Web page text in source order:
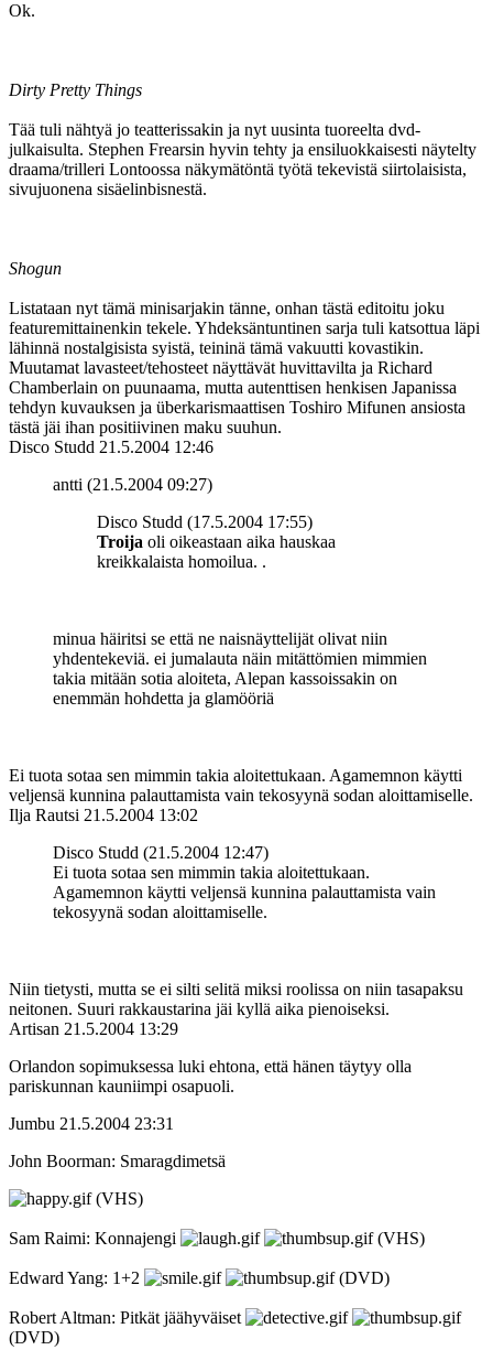
Ok.
Dirty Pretty Things
Tää tuli nähtyä jo teatterissakin ja nyt uusinta tuoreelta dvd-
julkaisulta. Stephen Frearsin hyvin tehty ja ensiluokkaisesti näytelty
draama/trilleri Lontoossa näkymätöntä työtä tekevistä siirtolaisista,
sivujuonena sisäelinbisnestä.
Shogun
Listataan nyt tämä minisarjakin tänne, onhan tästä editoitu joku
featuremittainenkin tekele. Yhdeksäntuntinen sarja tuli katsottua läpi
lähinnä nostalgisista syistä, teininä tämä vakuutti kovastikin.
Muutamat lavasteet/tehosteet näyttävät huvittavilta ja Richard
Chamberlain on puunaama, mutta autenttisen henkisen Japanissa
tehdyn kuvauksen ja überkarismaattisen Toshiro Mifunen ansiosta
tästä jäi ihan positiivinen maku suuhun.
Disco Studd 21.5.2004 12:46
antti (21.5.2004 09:27)
Disco Studd (17.5.2004 17:55)
Troija oli oikeastaan aika hauskaa
kreikkalaista homoilua. .
minua häiritsi se että ne naisnäyttelijät olivat niin
yhdentekeviä. ei jumalauta näin mitättömien mimmien
takia mitään sotia aloiteta, Alepan kassoissakin on
enemmän hohdetta ja glamööriä
Ei tuota sotaa sen mimmin takia aloitettukaan. Agamemnon käytti
veljensä kunnina palauttamista vain tekosyynä sodan aloittamiselle.
Ilja Rautsi 21.5.2004 13:02
Disco Studd (21.5.2004 12:47)
Ei tuota sotaa sen mimmin takia aloitettukaan.
Agamemnon käytti veljensä kunnina palauttamista vain
tekosyynä sodan aloittamiselle.
Niin tietysti, mutta se ei silti selitä miksi roolissa on niin tasapaksu
neitonen. Suuri rakkaustarina jäi kyllä aika pienoiseksi.
Artisan 21.5.2004 13:29
Orlandon sopimuksessa luki ehtona, että hänen täytyy olla
pariskunnan kauniimpi osapuoli.
Jumbu 21.5.2004 23:31
John Boorman: Smaragdimetsä
(VHS)
Sam Raimi: Konnajengi (VHS)
Edward Yang: 1+2 (DVD)
Robert Altman: Pitkät jäähyväiset
(DVD)